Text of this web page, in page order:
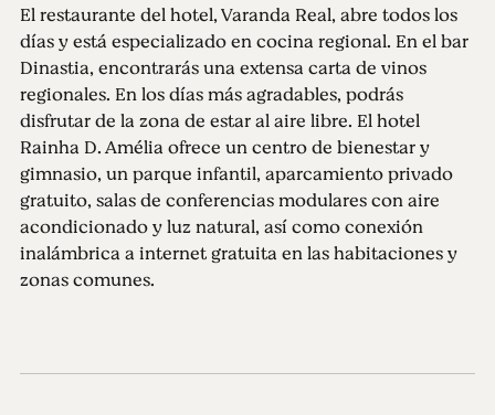
El restaurante del hotel, Varanda Real, abre todos los
días y está especializado en cocina regional. En el bar
Dinastia, encontrarás una extensa carta de vinos
regionales. En los días más agradables, podrás
disfrutar de la zona de estar al aire libre. El hotel
Rainha D. Amélia ofrece un centro de bienestar y
gimnasio, un parque infantil, aparcamiento privado
gratuito, salas de conferencias modulares con aire
acondicionado y luz natural, así como conexión
inalámbrica a internet gratuita en las habitaciones y
zonas comunes.